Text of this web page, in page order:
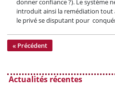
donner confiance ?). Le système
introduit ainsi la remédiation tout
le privé se disputant pour
« Précédent
Actualités récentes